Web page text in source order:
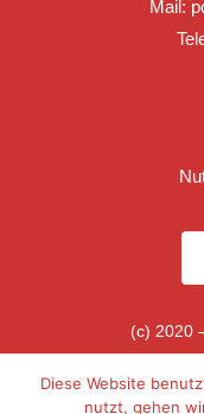
Mail:
(c) 2020
Diese Website
nutzt, gehen